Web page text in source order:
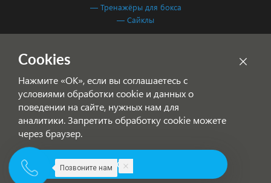
— Тренажёры для бокса
— Сайклы
Согласие на обработку персональных данных
© 2001-2026 Фитнес Система — спортивное оборудование для
фитнес-клубов
Позвоните нам
Cookies
Нажмите «ОК», если вы соглашаетесь с
условиями обработки cookie и данных о
поведении на сайте, нужных нам для
аналитики. Запретить обработку cookie можете
через браузер.
ОК